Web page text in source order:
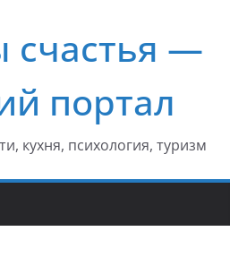
счастья —
портал
кухня, психология, туризм